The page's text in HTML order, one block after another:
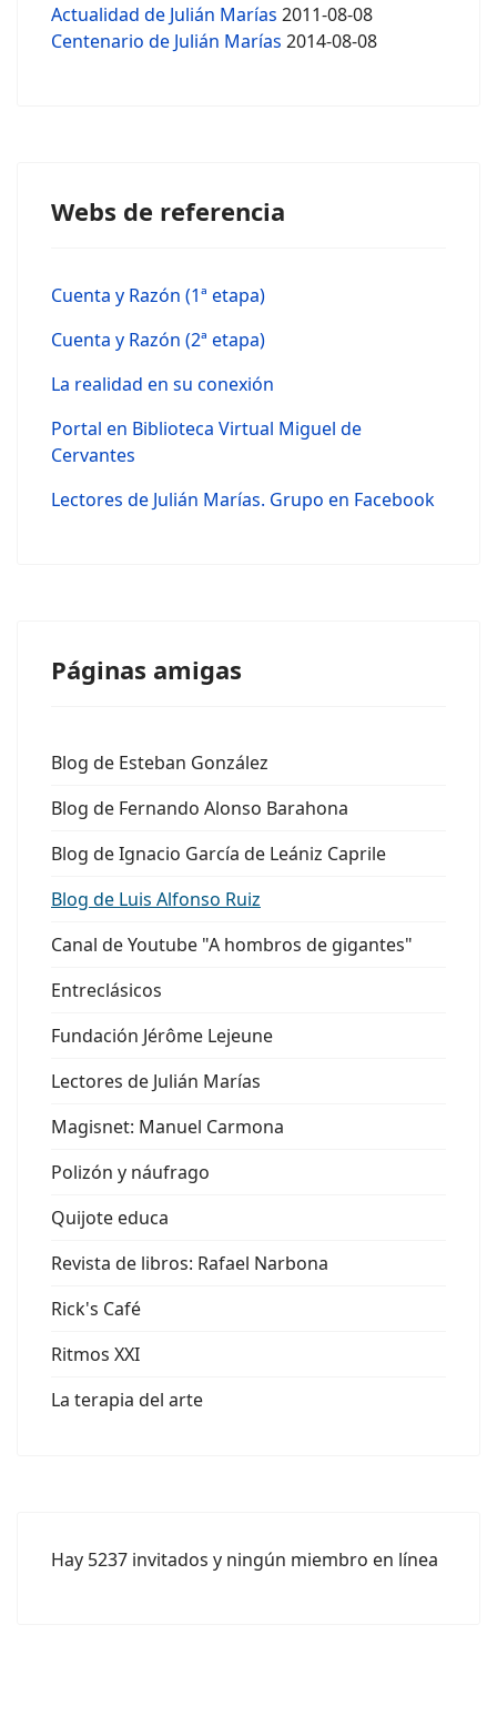
Actualidad de Julián Marías 2011-08-08
Centenario de Julián Marías 2014-08-08
Webs de referencia
Cuenta y Razón (1ª etapa)
Cuenta y Razón (2ª etapa)
La realidad en su conexión
Portal en Biblioteca Virtual Miguel de
Cervantes
Lectores de Julián Marías. Grupo en Facebook
Páginas amigas
Blog de Esteban González
Blog de Fernando Alonso Barahona
Blog de Ignacio García de Leániz Caprile
Blog de Luis Alfonso Ruiz
Canal de Youtube "A hombros de gigantes"
Entreclásicos
Fundación Jérôme Lejeune
Lectores de Julián Marías
Magisnet: Manuel Carmona
Polizón y náufrago
Quijote educa
Revista de libros: Rafael Narbona
Rick's Café
Ritmos XXI
La terapia del arte
Hay 5237 invitados y ningún miembro en línea